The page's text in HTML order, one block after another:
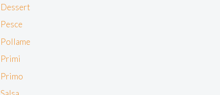
scegliere chi utilizza i tuoi dati e per quali scopi.
Approfondisci come vengono elaborati i tuoi dati personali
momento dalla Dichiarazione sui cookie. Utilizziamo i
Dessert
Pesce
Pollame
Primi
Primo